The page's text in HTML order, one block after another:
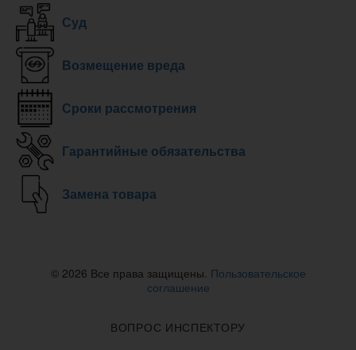
Суд
Возмещение вреда
Сроки рассмотрения
Гарантийные обязательства
Замена товара
© 2026 Все права защищены. Пользовательское
соглашение
ВОПРОС ИНСПЕКТОРУ